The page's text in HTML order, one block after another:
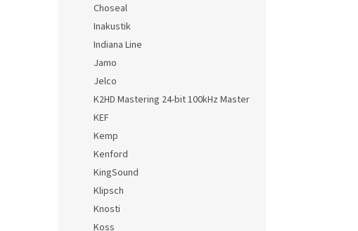
Choseal
Inakustik
Indiana Line
Jamo
Jelco
K2HD Mastering 24-bit 100kHz Master
KEF
Kemp
Kenford
KingSound
Klipsch
Knosti
Koss